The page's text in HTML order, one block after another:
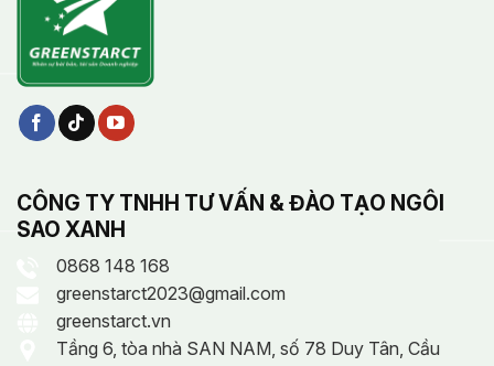
CÔNG TY TNHH TƯ VẤN & ĐÀO TẠO NGÔI
SAO XANH
0868 148 168
greenstarct2023@gmail.com
greenstarct.vn
Tầng 6, tòa nhà SAN NAM, số 78 Duy Tân, Cầu